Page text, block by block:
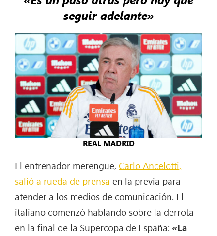
seguir adelante»
REAL MADRID
El entrenador merengue,Carlo Ancelotti,
salió a rueda de prensa en la previa para
atender a los medios de comunicación. El
italiano comenzó hablando sobre la derrota
en la final de la Supercopa de España:«La